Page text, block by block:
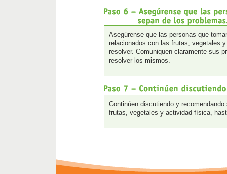
Asegúrense que las personas que
relacionados con las frutas, vegetales
resolver. Comuniquen claramente sus
resolver los mismos.
Continúen discutiendo y
frutas, vegetales y actividad física,